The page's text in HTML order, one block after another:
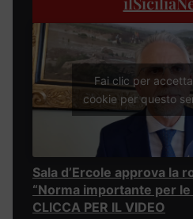
Fai clic per
cookie per questo
Sala d’Ercole approva la
“Norma importante per
CLICCA PER IL VIDEO